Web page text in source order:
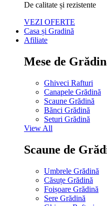
De calitate și rezistente
VEZI OFERTE
Casa și Gradină
Afiliate
Mese de
Ghiveci Rafturi
Canapele Grădină
Scaune Grădină
Bănci Grădină
Seturi Grădină
View All
Scaune de
Umbrele Grădină
Căsuțe Grădină
Foișoare Grădină
Sere Grădină